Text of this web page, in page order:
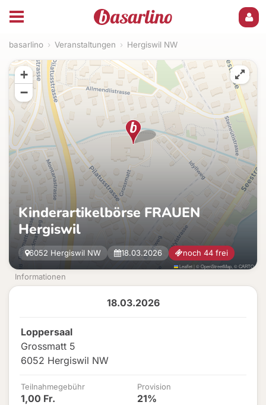
basarlino › Veranstaltungen › Hergiswil NW
Informationen
18.03.2026
Loppersaal
Grossmatt 5
6052 Hergiswil NW
Teilnahmegebühr
1,00 Fr.
Provision
21%
Kinderartikelbörse FRAUEN
Hergiswil
6052 Hergiswil NW 18.03.2026 noch 44 frei
+
−
Leaflet|©OpenStreetMap , ©CARTO